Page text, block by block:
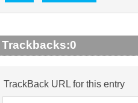
Trackbacks:0
TrackBack URL for this entry